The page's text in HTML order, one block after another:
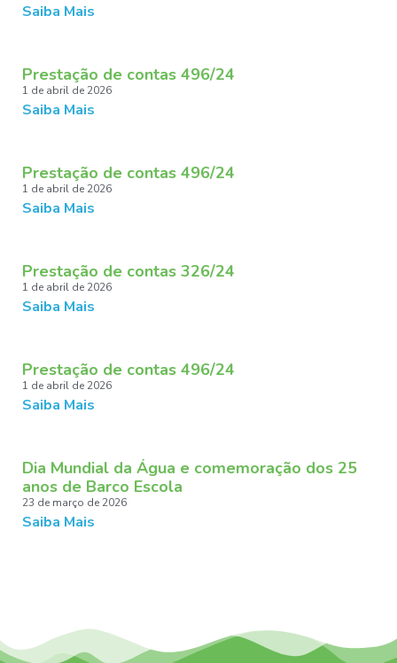
Saiba Mais
Prestação de contas 496/24
1 de abril de 2026
Saiba Mais
Prestação de contas 496/24
1 de abril de 2026
Saiba Mais
Prestação de contas 326/24
1 de abril de 2026
Saiba Mais
Prestação de contas 496/24
1 de abril de 2026
Saiba Mais
Dia Mundial da Água e comemoração dos 25
anos de Barco Escola
23 de março de 2026
Saiba Mais